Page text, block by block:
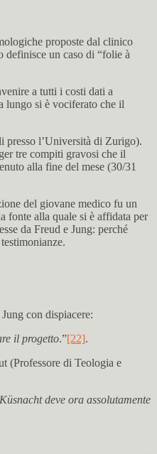
proposte dal clinico
definisce un caso di “folie à
a tutti i costi dati a
lungo si è vociferato che il
presso l’Università di Zurigo).
tre compiti gravosi che il
alla fine del mese (30/31
del giovane medico fu un
fonte alla quale si è affidata per
da Freud e Jung: perché
con dispiacere:
il progetto.”[22].
(Professore di Teologia e
deve ora assolutamente